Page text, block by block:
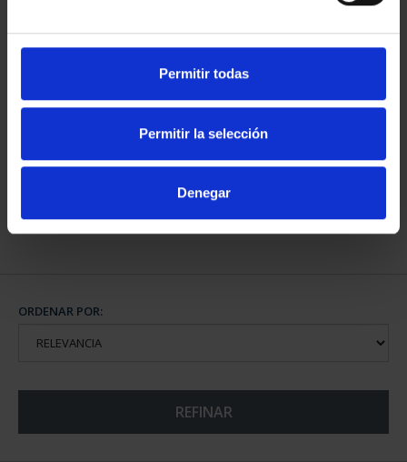
Permitir todas
Permitir la selección
Denegar
CAPITALES DE
COMPLET...
3.796,00 €
ORDENAR POR:
REFINAR